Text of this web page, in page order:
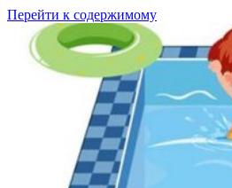
Перейти к содержимому